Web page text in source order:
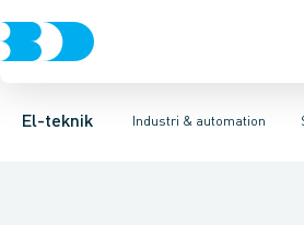
El-teknik Industri & automation
Afbrydere, stikkontakter &
Industristiksystemer
Trykafbryder Induktiv aftasterEnvejs